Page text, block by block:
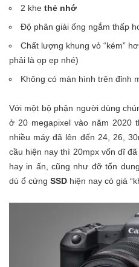
2 khethẻ nhớ
Độ phân giải ống ngắm thấp
Chất lượng khung vỏ “kém”
phải là ọp ẹp nhé)
Không có màn hình trên đỉnh
Với một bộ phận người dùng
ở 20 megapixel vào năm 2020
nhiều máy đã lên đến 24, 26,
cầu hiện nay thì 20mpx vốn dĩ
hay in ấn, cũng như đỡ tốn
dù ổ cứng SSD hiện nay có giá